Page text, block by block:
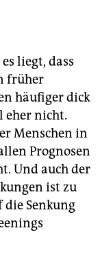
liegt, dass
früher
häufiger dick
eher nicht.
Menschen in
Pro­gnosen
Und auch der
ist zu
Senkung